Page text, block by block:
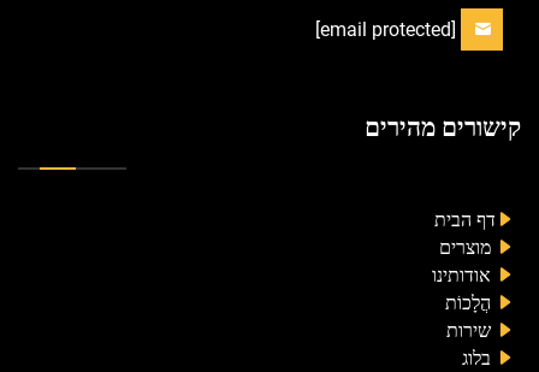
[email protected]
קישורים מהירים
דף הבית
מוצרים
אודותינו
הֲלָכוֹת
שירות
בלוג